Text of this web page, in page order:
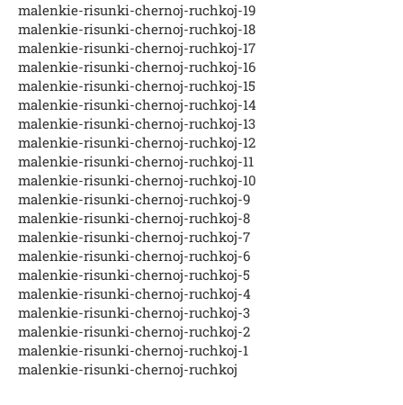
malenkie-risunki-chernoj-ruchkoj-19
malenkie-risunki-chernoj-ruchkoj-18
malenkie-risunki-chernoj-ruchkoj-17
malenkie-risunki-chernoj-ruchkoj-16
malenkie-risunki-chernoj-ruchkoj-15
malenkie-risunki-chernoj-ruchkoj-14
malenkie-risunki-chernoj-ruchkoj-13
malenkie-risunki-chernoj-ruchkoj-12
malenkie-risunki-chernoj-ruchkoj-11
malenkie-risunki-chernoj-ruchkoj-10
malenkie-risunki-chernoj-ruchkoj-9
malenkie-risunki-chernoj-ruchkoj-8
malenkie-risunki-chernoj-ruchkoj-7
malenkie-risunki-chernoj-ruchkoj-6
malenkie-risunki-chernoj-ruchkoj-5
malenkie-risunki-chernoj-ruchkoj-4
malenkie-risunki-chernoj-ruchkoj-3
malenkie-risunki-chernoj-ruchkoj-2
malenkie-risunki-chernoj-ruchkoj-1
malenkie-risunki-chernoj-ruchkoj